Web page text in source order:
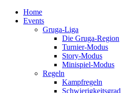
Home
Events
Gruga-Liga
Die Gruga-Region
Turnier-Modus
Story-Modus
Minispiel-Modus
Regeln
Kampfregeln
Schwierigkeitsgrad